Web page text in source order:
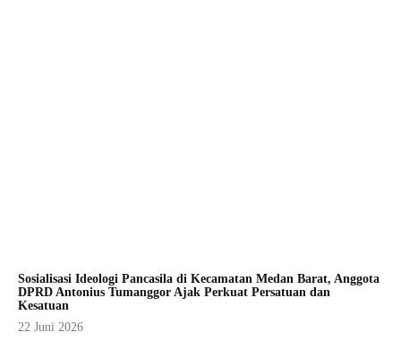
Sosialisasi Ideologi Pancasila di Kecamatan Medan Barat, Anggota
DPRD Antonius Tumanggor Ajak Perkuat Persatuan dan
Kesatuan
22 Juni 2026